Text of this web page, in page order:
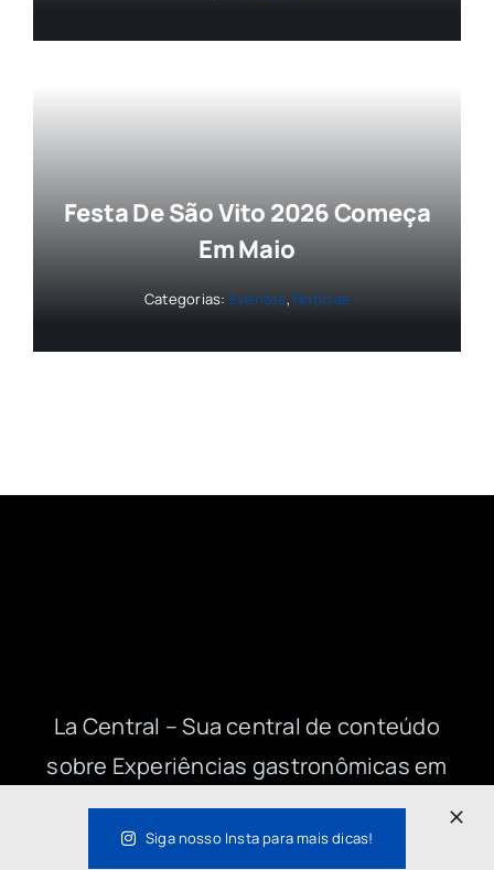
Festa De São Vito 2026 Começa
Em Maio
Categorias: Eventos, Notícias
La Central – Sua central de conteúdo
sobre Experiências gastronômicas em
SP e no Brasil!
Siga nosso Insta para mais dicas!